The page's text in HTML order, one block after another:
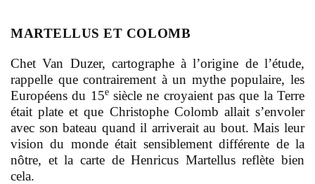
MARTELLUS ET COLOMB
Chet Van Duzer, cartographe à l’origine de l’étude,
rappelle que contrairement à un mythe populaire, les
Européens du 15esiècle ne croyaient pas que la Terre
était plate et que Christophe Colomb allait s’envoler
avec son bateau quand il arriverait au bout. Mais leur
vision du monde était sensiblement différente de la
nôtre, et la carte de Henricus Martellus reflète bien
cela.